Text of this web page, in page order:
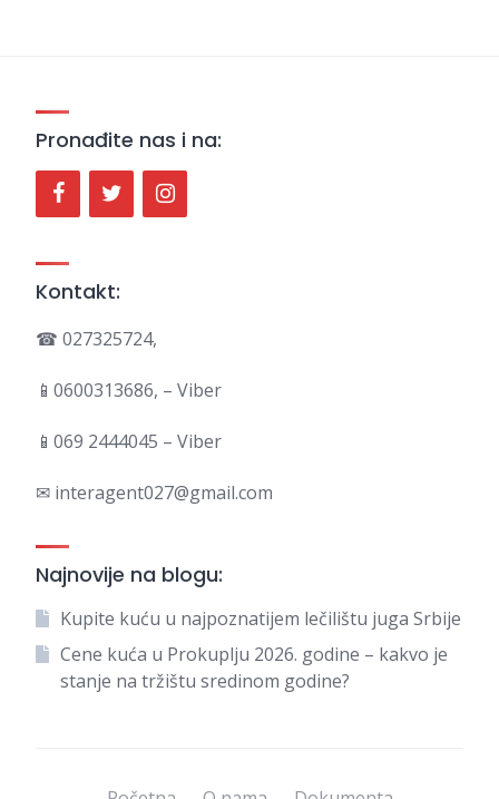
Pronađite nas i na:
Kontakt:
☎ 027325724,
📱0600313686, – Viber
📱069 2444045 – Viber
✉ interagent027@gmail.com
Najnovije na blogu:
Kupite kuću u najpoznatijem lečilištu juga Srbije
Cene kuća u Prokuplju 2026. godine – kakvo je
stanje na tržištu sredinom godine?